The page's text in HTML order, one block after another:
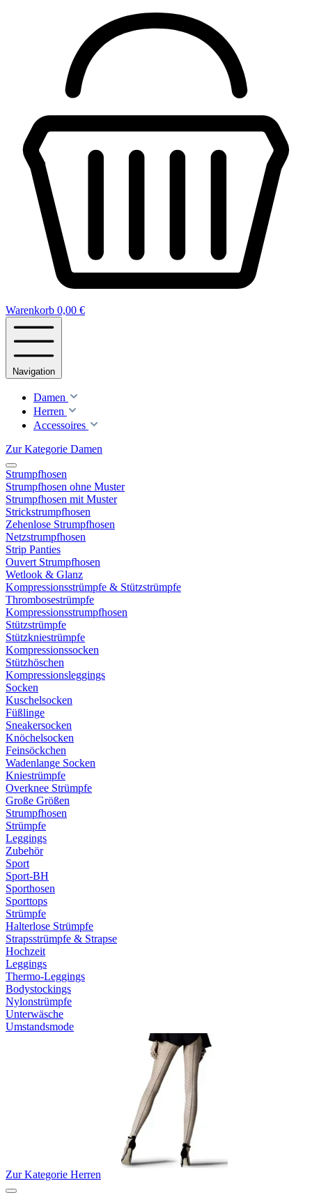
Warenkorb 0,00 €
Navigation
Damen
Herren
Accessoires
Zur Kategorie Damen
Strumpfhosen
Strumpfhosen ohne Muster
Strumpfhosen mit Muster
Strickstrumpfhosen
Zehenlose Strumpfhosen
Netzstrumpfhosen
Strip Panties
Ouvert Strumpfhosen
Wetlook & Glanz
Kompressionsstrümpfe & Stützstrümpfe
Thrombosestrümpfe
Kompressionsstrumpfhosen
Stützstrümpfe
Stützkniestrümpfe
Kompressionssocken
Stützhöschen
Kompressionsleggings
Socken
Kuschelsocken
Füßlinge
Sneakersocken
Knöchelsocken
Feinsöckchen
Wadenlange Socken
Kniestrümpfe
Overknee Strümpfe
Große Größen
Strumpfhosen
Strümpfe
Leggings
Zubehör
Sport
Sport-BH
Sporthosen
Sporttops
Strümpfe
Halterlose Strümpfe
Strapsstrümpfe & Strapse
Hochzeit
Leggings
Thermo-Leggings
Bodystockings
Nylonstrümpfe
Unterwäsche
Umstandsmode
Zur Kategorie Herren